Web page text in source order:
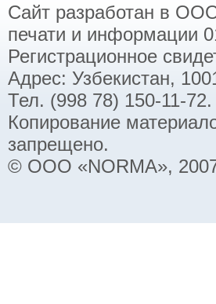
Сайт разработан в ООО
печати и информации
Регистрационное
Адрес: Узбекистан,
Тел. (998 78) 150-11-
Копирование
запрещено.
© ООО «NORMA»,